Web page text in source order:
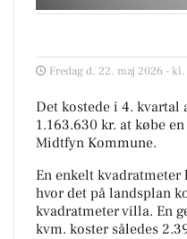
Fredag d. 22. maj 2026 -
Det kostede i 4. kvartal
1.163.630 kr. at købe
Midtfyn Kommune.
En enkelt kvadratmeter
hvor det på landsplan
kvadratmeter villa. En
kvm. koster således